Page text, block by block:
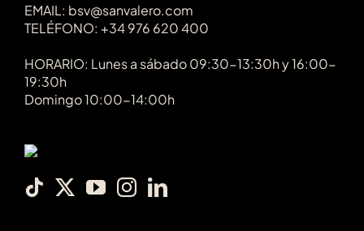
EMAIL: bsv@sanvalero.com
TELÉFONO: +34 976 620 400
HORARIO: Lunes a sábado 09:30-13:30h y 16:00-
19:30h
Domingo 10:00-14:00h